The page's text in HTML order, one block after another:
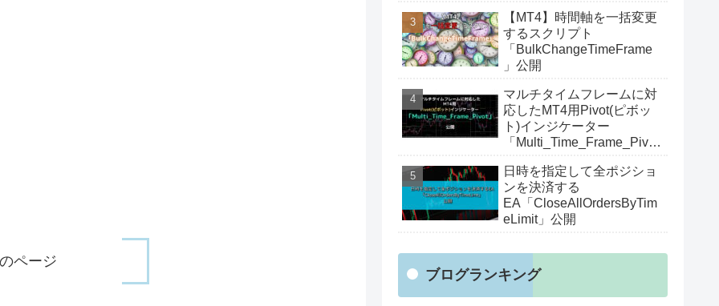
ページ
【MT4】時間軸を一括変更
するスクリプト
「BulkChangeTimeFrame
」公開
マルチタイムフレームに対
応したMT4用Pivot(ピボッ
ト)インジケーター
「Multi_Time_Frame_Pivot
日時を指定して全ポジショ
ンを決済する
EA「CloseAllOrdersByTim
eLimit」公開
ブログランキング